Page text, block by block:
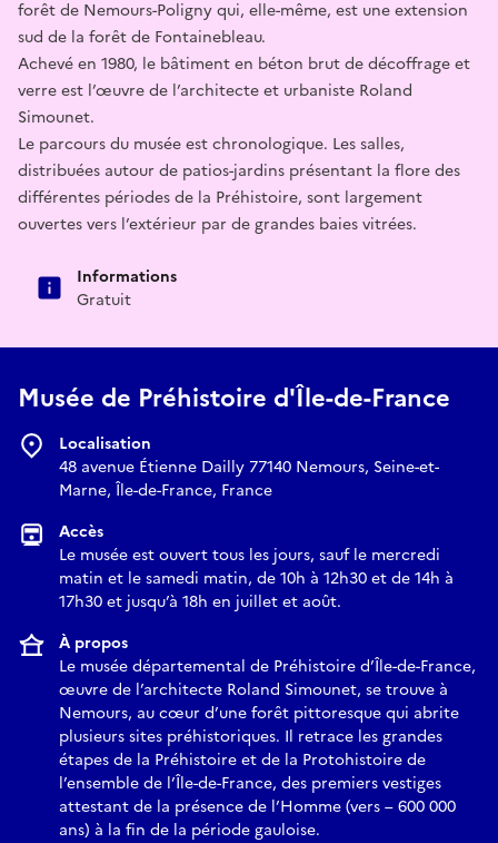
forêt de Nemours-Poligny qui, elle-même, est une extension
sud de la forêt de Fontainebleau.
Achevé en 1980, le bâtiment en béton brut de décoffrage et
verre est l’œuvre de l’architecte et urbaniste Roland
Simounet.
Le parcours du musée est chronologique. Les salles,
distribuées autour de patios-jardins présentant la flore des
différentes périodes de la Préhistoire, sont largement
ouvertes vers l’extérieur par de grandes baies vitrées.
Informations
Gratuit
Musée de Préhistoire d'Île-de-France
Localisation
48 avenue Étienne Dailly 77140 Nemours, Seine-et-
Marne, Île-de-France, France
Accès
Le musée est ouvert tous les jours, sauf le mercredi
matin et le samedi matin, de 10h à 12h30 et de 14h à
17h30 et jusqu’à 18h en juillet et août.
À propos
Le musée départemental de Préhistoire d’Île-de-France,
œuvre de l’architecte Roland Simounet, se trouve à
Nemours, au cœur d’une forêt pittoresque qui abrite
plusieurs sites préhistoriques. Il retrace les grandes
étapes de la Préhistoire et de la Protohistoire de
l’ensemble de l’Île-de-France, des premiers vestiges
attestant de la présence de l’Homme (vers – 600 000
ans) à la fin de la période gauloise.